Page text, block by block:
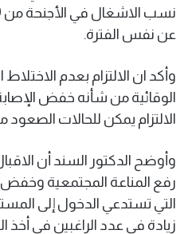
عن نفس الفترة.
وأكد ان الالتزام بعدم
الوقائية من شأنه خفض
الالتزام يمكن للحالات الصعود
وأوضح الدكتور السند أن
رفع المناعة المجتمعية
التي تستدعي الدخول إلى
زيادة في عدد الراغبين في أخذ